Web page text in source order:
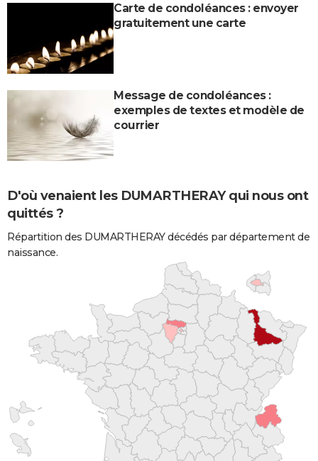
Carte de condoléances : envoyer
gratuitement une carte
Message de condoléances :
exemples de textes et modèle de
courrier
D'où venaient les DUMARTHERAY qui nous ont
quittés ?
Répartition des DUMARTHERAY décédés par département de
naissance.